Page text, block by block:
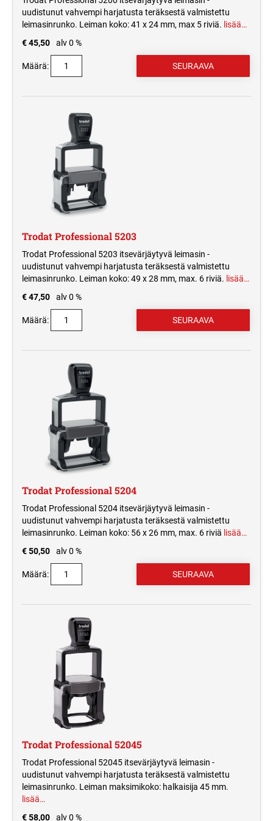
uudistunut vahvempi harjatusta teräksestä valmistettu
leimasinrunko. Leiman koko: 41 x 24 mm, max 5 riviä. lisää…
€ 45,50
alv 0 %
Määrä:
Trodat Professional 5203
Trodat Professional 5203 itsevärjäytyvä leimasin -
uudistunut vahvempi harjatusta teräksestä valmistettu
leimasinrunko. Leiman koko: 49 x 28 mm, max. 6 riviä. lisää…
€ 47,50
alv 0 %
Määrä:
Trodat Professional 5204
Trodat Professional 5204 itsevärjäytyvä leimasin -
uudistunut vahvempi harjatusta teräksestä valmistettu
leimasinrunko. Leiman koko: 56 x 26 mm, max. 6 riviä lisää…
€ 50,50
alv 0 %
Määrä:
Trodat Professional 52045
Trodat Professional 52045 itsevärjäytyvä leimasin -
uudistunut vahvempi harjatusta teräksestä valmistettu
leimasinrunko. Leiman maksimikoko: halkaisija 45 mm.
lisää…
€ 58,00
alv 0 %